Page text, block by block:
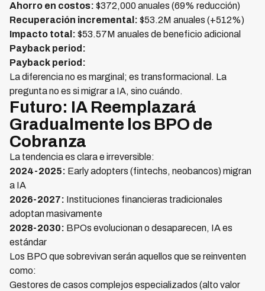
Ahorro en costos: $372,000 anuales (69% reducción)
Recuperación incremental: $53.2M anuales (+512%)
Impacto total: $53.57M anuales de beneficio adicional
Payback period:
Payback period:
La diferencia no es marginal; es transformacional. La
pregunta no es si migrar a IA, sino cuándo.
Futuro: IA Reemplazará
Gradualmente los BPO de
Cobranza
La tendencia es clara e irreversible:
2024-2025: Early adopters (fintechs, neobancos) migran
a IA
2026-2027: Instituciones financieras tradicionales
adoptan masivamente
2028-2030: BPOs evolucionan o desaparecen, IA es
estándar
Los BPO que sobrevivan serán aquellos que se reinventen
como:
Gestores de casos complejos especializados (alto valor